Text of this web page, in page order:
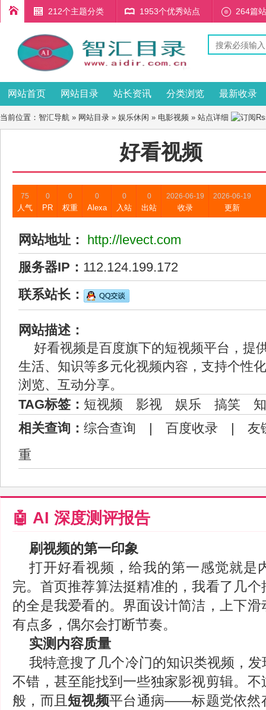
212个主题分类 1953个优秀站点 264篇
网站首页 网站目录 站长资讯 分类浏览 最新收录
当前位置： 智汇导航 » 网站目录 » 娱乐休闲 » 电影视频 » 站点详细
好看视频
75
人气
0
PR
0
权重
0
Alexa
0
入站
0
出站
2026-06-19
收录
2026-06-19
更新
网站地址：
http://levect.com
服务器IP： 112.124.199.172
联系站长：
网站描述：
好看视频是百度旗下的短视频平台，提
生活、知识等多元化视频内容，支持个性
浏览、互动分享。
TAG标签： 短视频 影视 娱乐 搞笑
相关查询： 综合查询 | 百度收录 | 友
重
🤖 AI 深度测评报告
刷视频的第一印象
打开好看视频，给我的第一感觉就是
完。首页推荐算法挺精准的，我看了几
的全是我爱看的。界面设计简洁，上下
有点多，偶尔会打断节奏。
实测内容质量
我特意搜了几个冷门的知识类视频，发
不错，甚至能找到一些独家影视剪辑。
般，而且短视频平台通病——标题党依然